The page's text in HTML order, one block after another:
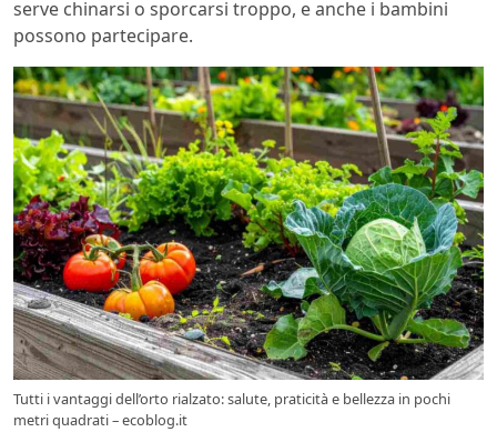
serve chinarsi o sporcarsi troppo, e anche i bambini
possono partecipare.
Tutti i vantaggi dell’orto rialzato: salute, praticità e bellezza in pochi
metri quadrati – ecoblog.it